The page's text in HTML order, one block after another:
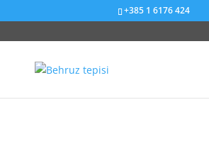
+385 1 6176 424
Sniženje od 31%
Sniženje od 42%
Sniženje od 38%
Sniženje od 22%